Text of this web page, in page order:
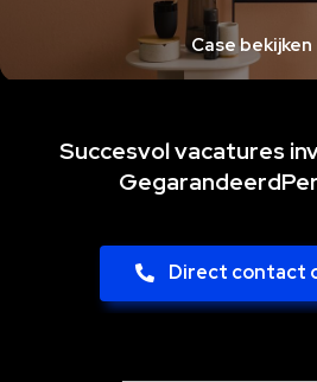
Case bekijken
Succesvol vacatures
Direct contact